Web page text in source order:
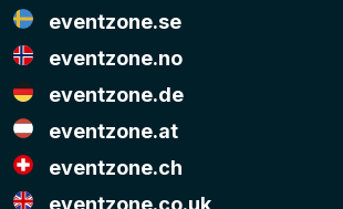
eventzone.se
eventzone.no
eventzone.de
eventzone.at
eventzone.ch
eventzone.co.uk